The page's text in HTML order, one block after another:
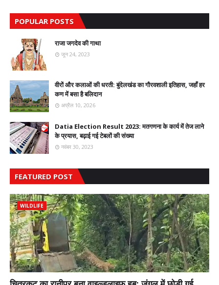
POPULAR POSTS
राजा जगदेव की गाथा
जून 24, 2023
वीरों और कलाओं की धरती: बुंदेलखंड का गौरवशाली इतिहास, जहाँ हर
कण में बसा है बलिदान
अप्रैल 10, 2026
Datia Election Result 2023: मतगणना के कार्य में तेज लाने
के प्रयास, बढ़ाई गई टेबलों की संख्या
नवंबर 30, 2023
FEATURED POST
WILDLIFE